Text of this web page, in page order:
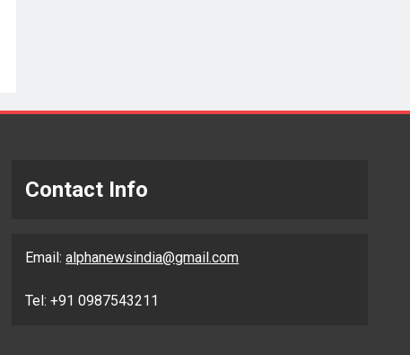
Contact Info
Email:alphanewsindia@gmail.com
Tel: +91 0987543211